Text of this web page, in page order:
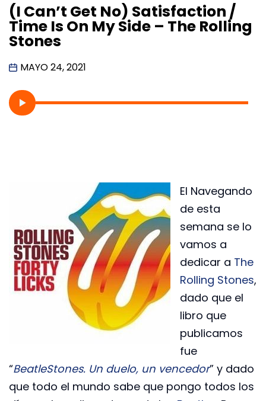
(I Can’t Get No) Satisfaction /
Time Is On My Side – The Rolling
Stones
MAYO 24, 2021
El Navegando
de esta
semana se lo
vamos a
dedicar a The
Rolling Stones,
dado que el
libro que
publicamos
fue
“BeatleStones. Un duelo, un vencedor” y dado
que todo el mundo sabe que pongo todos los